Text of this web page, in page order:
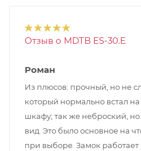
Отзыв о MDTB ES-30.E
Роман
Из плюсов: прочный, но не
который нормально встал
шкафу; так же неброский,
вид. Это было основное на
при выборе. Замок работает